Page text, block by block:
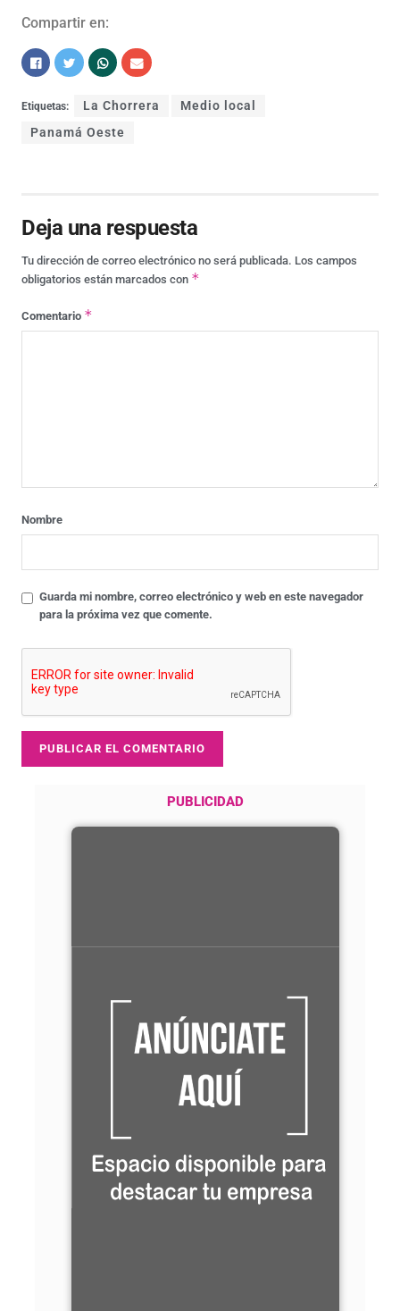
Compartir en:
Etiquetas: La Chorrera
Medio local
Panamá Oeste
Deja una respuesta
Tu dirección de correo electrónico no será publicada. Los campos
obligatorios están marcados con *
Comentario *
Nombre
Guarda mi nombre, correo electrónico y web en este navegador
para la próxima vez que comente.
PUBLICIDAD